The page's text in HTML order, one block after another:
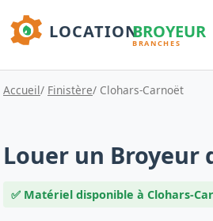
Accueil/ Finistère/ Clohars-Carnoët
Louer un Broyeur
✅ Matériel disponible à Clohars-